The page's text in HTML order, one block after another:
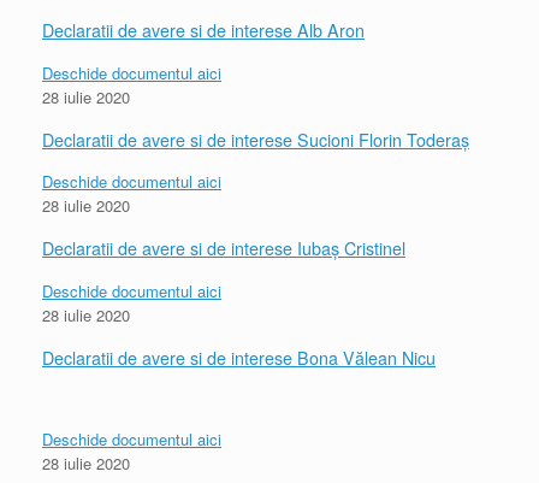
Declaratii de avere si de interese Alb Aron
Deschide documentul aici
28 iulie 2020
Declaratii de avere si de interese Sucioni Florin Toderaș
Deschide documentul aici
28 iulie 2020
Declaratii de avere si de interese Iubaș Cristinel
Deschide documentul aici
28 iulie 2020
Declaratii de avere si de interese Bona Vălean Nicu
Deschide documentul aici
28 iulie 2020